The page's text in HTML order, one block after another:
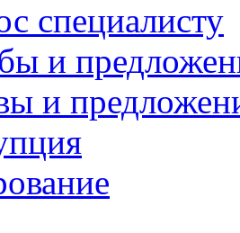
специалисту
и
и